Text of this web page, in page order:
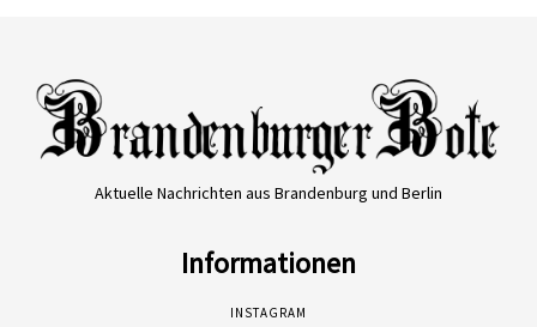
Aktuelle Nachrichten aus Brandenburg und Berlin
Informationen
INSTAGRAM